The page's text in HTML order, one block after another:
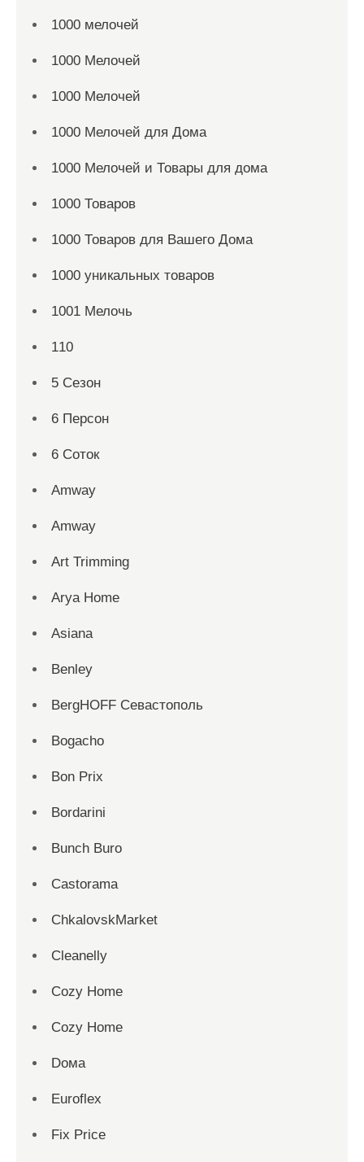
1000 мелочей
1000 Мелочей
1000 Мелочей
1000 Мелочей для Дома
1000 Мелочей и Товары для дома
1000 Товаров
1000 Товаров для Вашего Дома
1000 уникальных товаров
1001 Мелочь
110
5 Сезон
6 Персон
6 Соток
Amway
Amway
Art Trimming
Arya Home
Asiana
Benley
BergHOFF Севастополь
Bogacho
Bon Prix
Bordarini
Bunch Buro
Castorama
ChkalovskMarket
Cleanelly
Cozy Home
Cozy Home
Dома
Euroflex
Fix Price